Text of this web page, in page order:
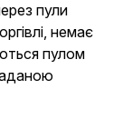
пули
немає
пулом